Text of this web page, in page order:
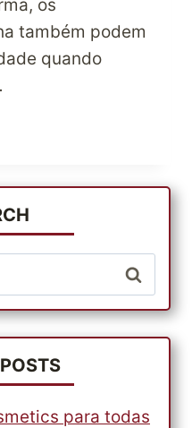
os
também podem
quando
para todas